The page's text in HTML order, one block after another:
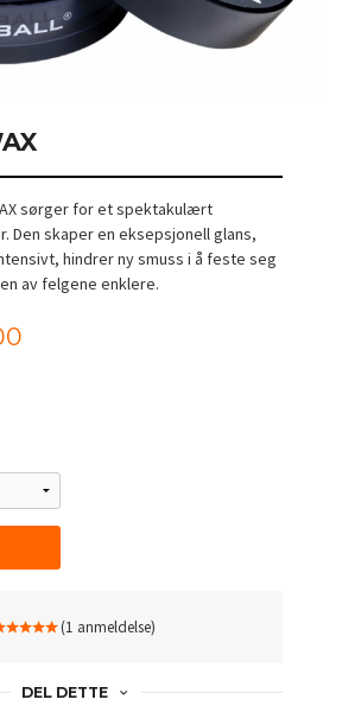
sørger for et spektakulært
Den skaper en eksepsjonell glans,
hindrer ny smuss i å feste seg
av felgene enklere.
(1 anmeldelse)
DEL DETTE